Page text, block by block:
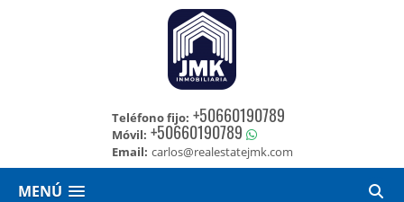
Teléfono fijo: +50660190789
Móvil: +50660190789
Email: carlos@realestatejmk.com
MENÚ